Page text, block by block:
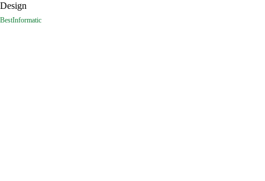
Design
BestInformatic